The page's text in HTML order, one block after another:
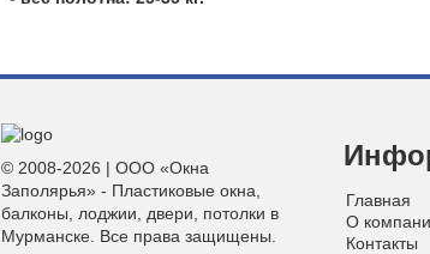
© 2008-2026 | ООО «Окна
Заполярья» - Пластиковые окна,
балконы, лоджии, двери, потолки в
Мурманске. Все права защищены.
Главная
О
Контакты